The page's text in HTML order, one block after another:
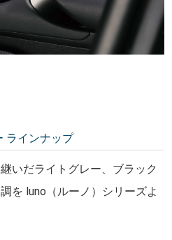
ラインナップ
いだライトグレー、ブラック
を luno（ルーノ）シリーズよ